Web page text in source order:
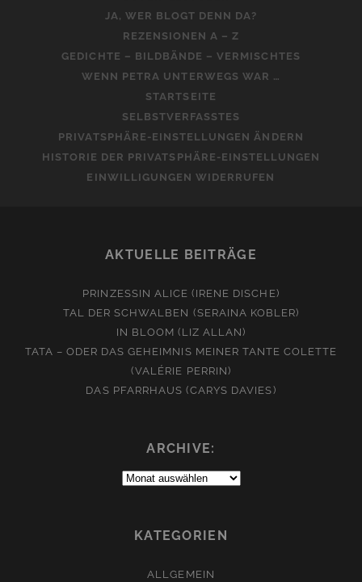
JA, WER BLOGT DENN DA?
REZENSIONEN A – Z
GEDICHTE – BILDBÄNDE – VERMISCHTES
WENN PETRA UNTERWEGS WAR …
STARTSEITE
SELBSTVERFASSTES
PRIVATSPHÄRE-EINSTELLUNGEN ÄNDERN
HISTORIE DER PRIVATSPHÄRE-EINSTELLUNGEN
EINWILLIGUNGEN WIDERRUFEN
AKTUELLE BEITRÄGE
PRINZESSIN ALICE (IRENE DISCHE)
TAL DER SCHWALBEN (SERAINA KOBLER)
IN BLOOM (LIZ ALLAN)
TATA – ODER DAS GEHEIMNIS MEINER TANTE COLETTE
(VALÉRIE PERRIN)
DAS PFARRHAUS (CARYS DAVIES)
ARCHIVE:
Archive:
KATEGORIEN
ALLGEMEIN